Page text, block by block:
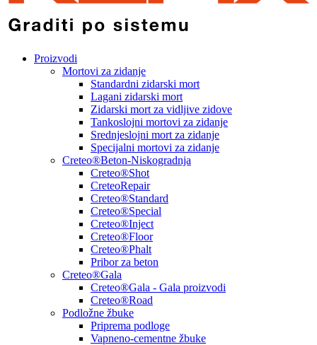
Proizvodi
Mortovi za zidanje
Standardni zidarski mort
Lagani zidarski mort
Zidarski mort za vidljive zidove
Tankoslojni mortovi za zidanje
Srednjeslojni mort za zidanje
Specijalni mortovi za zidanje
Creteo®Beton-Niskogradnja
Creteo®Shot
CreteoRepair
Creteo®Standard
Creteo®Special
Creteo®Inject
Creteo®Floor
Creteo®Phalt
Pribor za beton
Creteo®Gala
Creteo®Gala - Gala proizvodi
Creteo®Road
Podložne žbuke
Priprema podloge
Vapneno-cementne žbuke